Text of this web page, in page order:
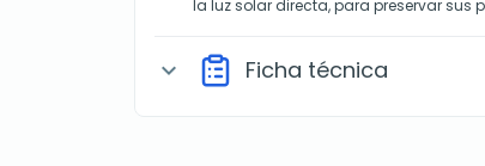
la luz solar directa, para preservar sus
expand_more Ficha técnica